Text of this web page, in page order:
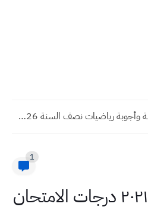
أسئلة وأجوبة رياضيات نصف السنة 2026 للصف رابع علمي مع...
1
التقسيم الجديد ٢٠٢١ درجات الامتحان